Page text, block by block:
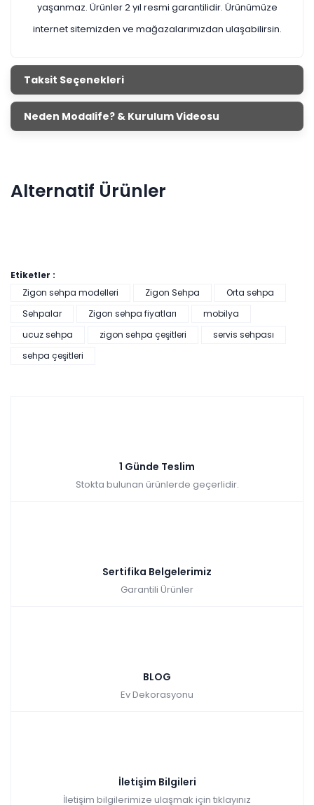
yaşanmaz. Ürünler 2 yıl resmi garantilidir. Ürünümüze
internet sitemizden ve mağazalarımızdan ulaşabilirsin.
Taksit Seçenekleri
Neden Modalife? & Kurulum Videosu
Alternatif Ürünler
Lexus Orta Puf
₺11.990,00
taksit
Etiketler :
Zigon sehpa modelleri
Zigon Sehpa
Orta sehpa
Sehpalar
Zigon sehpa fiyatları
mobilya
ucuz sehpa
zigon sehpa çeşitleri
servis sehpası
sehpa çeşitleri
1 Günde Teslim
Stokta bulunan ürünlerde geçerlidir.
Sertifika Belgelerimiz
Garantili Ürünler
BLOG
Ev Dekorasyonu
İletişim Bilgileri
İletişim bilgilerimize ulaşmak için tıklayınız